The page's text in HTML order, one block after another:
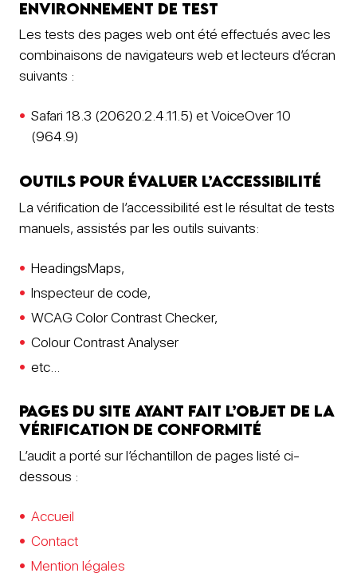
Environnement de test
Les tests des pages web ont été effectués avec les
combinaisons de navigateurs web et lecteurs d’écran
suivants :
Safari 18.3 (20620.2.4.11.5) et VoiceOver 10
(964.9)
Outils pour évaluer l’accessibilité
La vérification de l’accessibilité est le résultat de tests
manuels, assistés par les outils suivants:
HeadingsMaps,
Inspecteur de code,
WCAG Color Contrast Checker,
Colour Contrast Analyser
etc…
Pages du site ayant fait l’objet de la
vérification de conformité
L’audit a porté sur l’échantillon de pages listé ci-
dessous :
Accueil
Contact
Mention légales